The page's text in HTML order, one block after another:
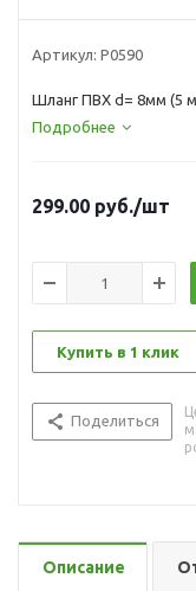
Артикул: Р0590
Шланг ПВХ d= 8мм (5
Подробнее
299.00 руб./шт
Купить в 1 клик
Поделиться
Описание